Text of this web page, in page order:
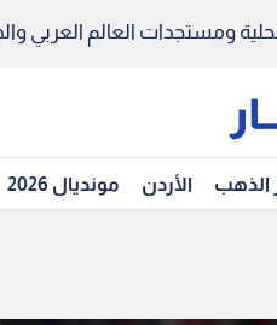
ومستجدات العالم العربي
الذهب الأردن مونديال 2026